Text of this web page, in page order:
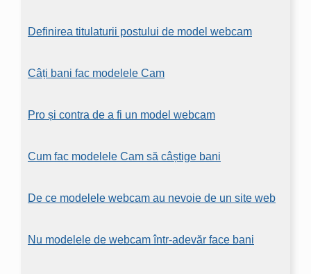
Definirea titulaturii postului de model webcam
Câți bani fac modelele Cam
Pro și contra de a fi un model webcam
Cum fac modelele Cam să câștige bani
De ce modelele webcam au nevoie de un site web
Nu modelele de webcam într-adevăr face bani